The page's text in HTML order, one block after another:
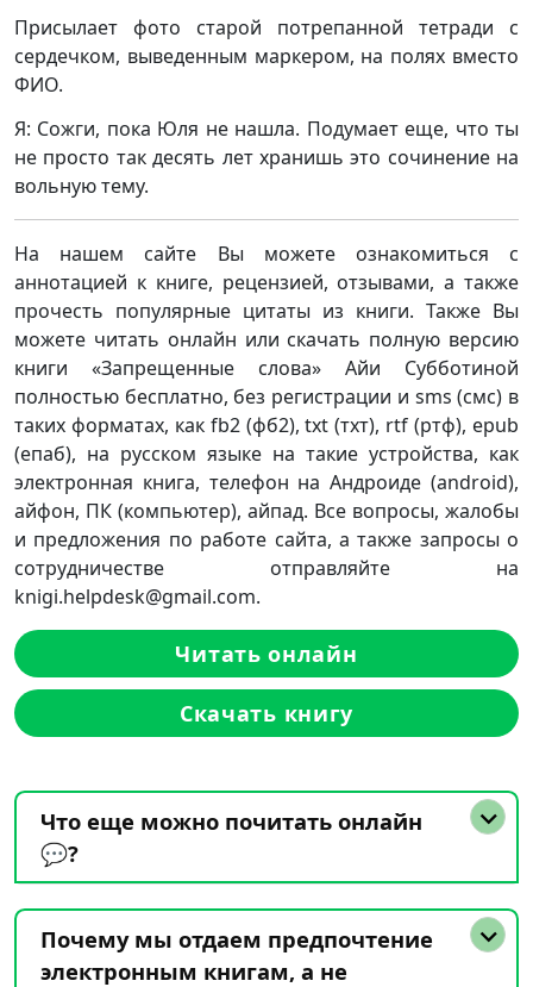
Присылает фото старой потрепанной тетради с
сердечком, выведенным маркером, на полях вместо
ФИО.
Я: Сожги, пока Юля не нашла. Подумает еще, что ты
не просто так десять лет хранишь это сочинение на
вольную тему.
На нашем сайте Вы можете ознакомиться с
аннотацией к книге, рецензией, отзывами, а также
прочесть популярные цитаты из книги. Также Вы
можете читать онлайн или скачать полную версию
книги «Запрещенные слова» Айи Субботиной
полностью бесплатно, без регистрации и sms (смс) в
таких форматах, как fb2 (фб2), txt (тхт), rtf (ртф), epub
(епаб), на русском языке на такие устройства, как
электронная книга, телефон на Андроиде (android),
айфон, ПК (компьютер), айпад. Все вопросы, жалобы
и предложения по работе сайта, а также запросы о
сотрудничестве отправляйте на
knigi.helpdesk@gmail.com.
Читать онлайн
Скачать книгу
Что еще можно почитать онлайн
💬?
Почему мы отдаем предпочтение
электронным книгам, а не